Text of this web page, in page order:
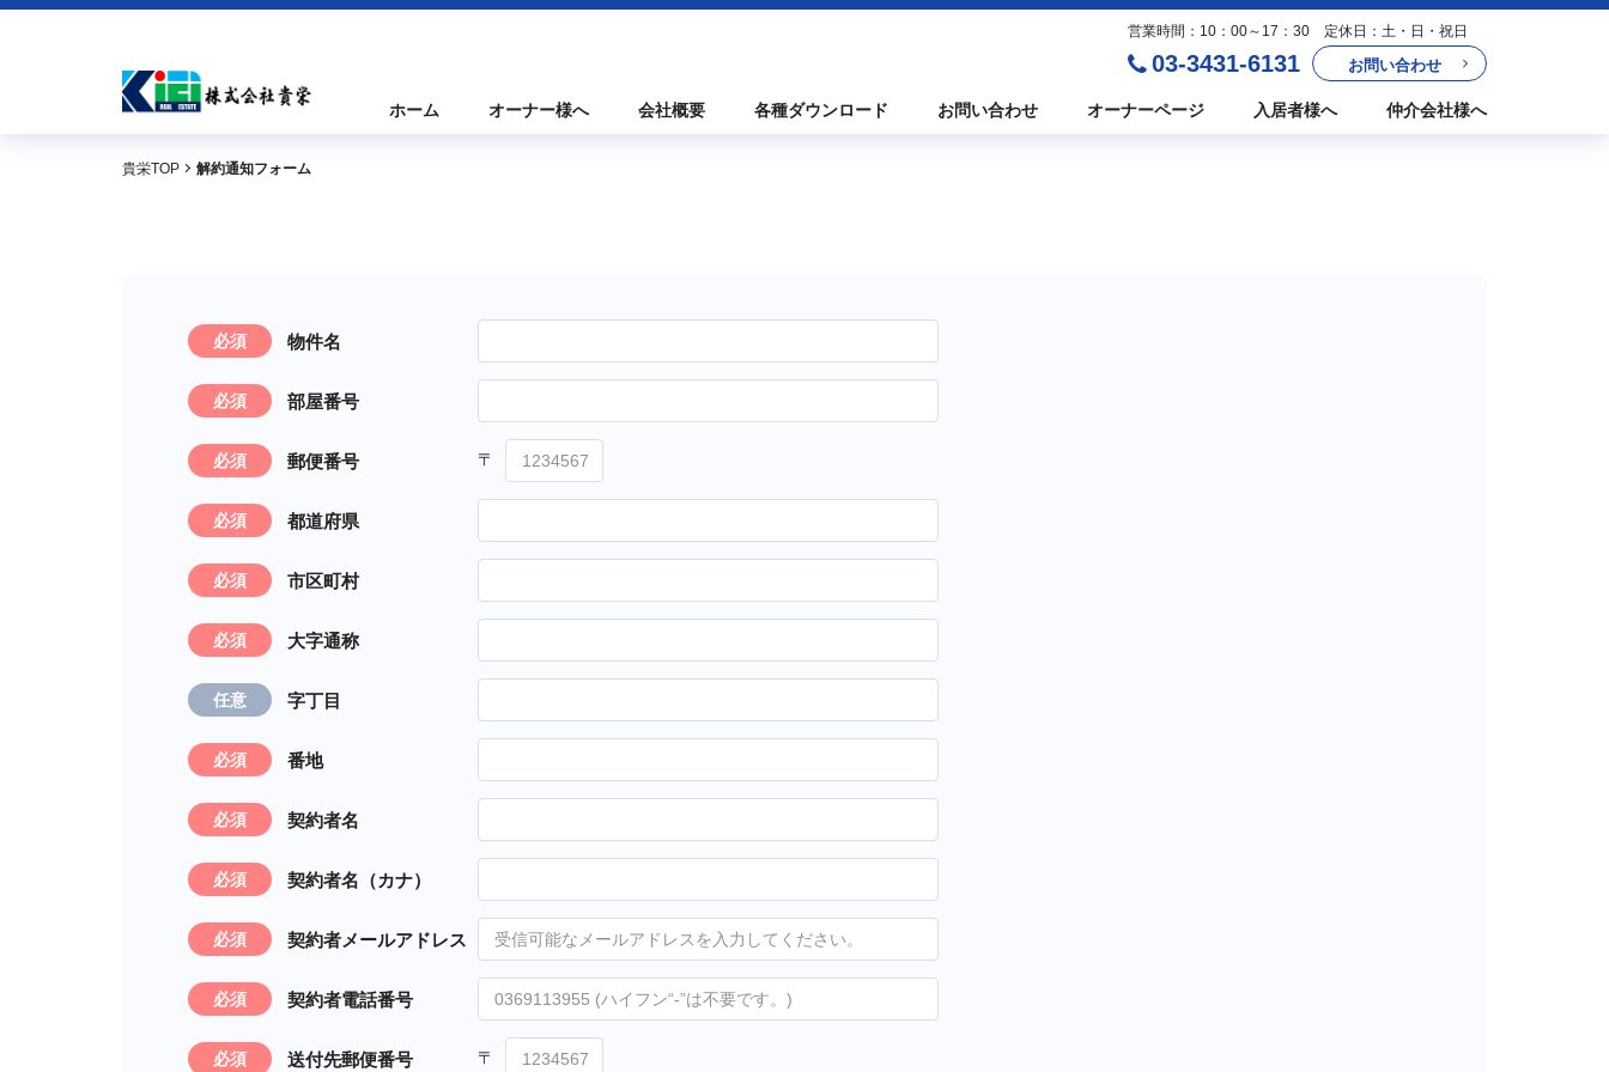
営業時間：10：00～17：30 定休日：土・日・祝日
03-3431-6131 お問い合わせ
ホーム オーナー様へ 会社概要 各種ダウンロード お問い合わせ オーナーページ 入居者様へ 仲介会社様へ
貴栄TOP 解約通知フォーム
必須 物件名
必須 部屋番号
必須 郵便番号
必須 都道府県
必須 市区町村
必須 大字通称
任意 字丁目
必須 番地
必須 契約者名
必須 契約者名（カナ）
必須 契約者メールアドレス
必須 契約者電話番号
必須 送付先郵便番号